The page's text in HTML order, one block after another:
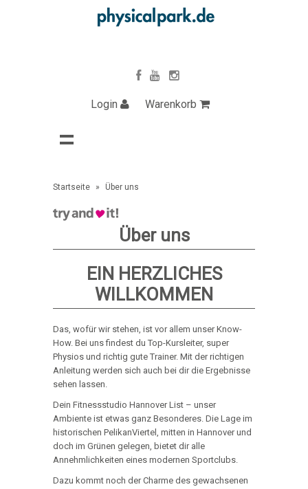
Login Warenkorb
Startseite » Über uns
Über uns
EIN HERZLICHES
WILLKOMMEN
Das, wofür wir stehen, ist vor allem unser Know-
How. Bei uns findest du Top-Kursleiter, super
Physios und richtig gute Trainer. Mit der richtigen
Anleitung werden sich auch bei dir die Ergebnisse
sehen lassen.
Dein Fitnessstudio Hannover List – unser
Ambiente ist etwas ganz Besonderes. Die Lage im
historischen PelikanViertel, mitten in Hannover und
doch im Grünen gelegen, bietet dir alle
Annehmlichkeiten eines modernen Sportclubs.
Dazu kommt noch der Charme des gewachsenen